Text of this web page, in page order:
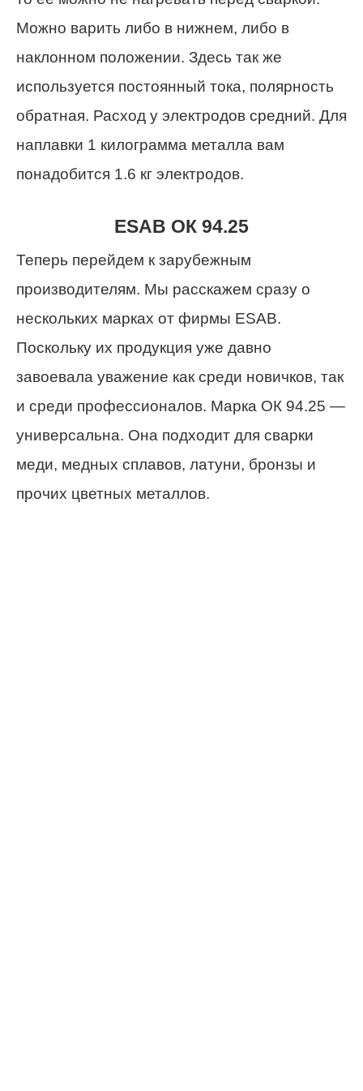
Можно варить либо в нижнем, либо в
наклонном положении. Здесь так же
используется постоянный тока, полярность
обратная. Расход у электродов средний. Для
наплавки 1 килограмма металла вам
понадобится 1.6 кг электродов.
ESAB ОК 94.25
Теперь перейдем к зарубежным
производителям. Мы расскажем сразу о
нескольких марках от фирмы ESAB.
Поскольку их продукция уже давно
завоевала уважение как среди новичков, так
и среди профессионалов. Марка ОК 94.25 —
универсальна. Она подходит для сварки
меди, медных сплавов, латуни, бронзы и
прочих цветных металлов.